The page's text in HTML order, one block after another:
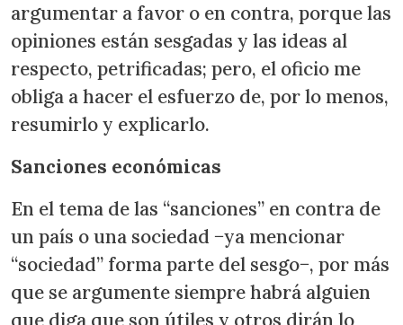
argumentar a favor o en contra, porque las
opiniones están sesgadas y las ideas al
respecto, petrificadas; pero, el oficio me
obliga a hacer el esfuerzo de, por lo menos,
resumirlo y explicarlo.
Sanciones económicas
En el tema de las “sanciones” en contra de
un país o una sociedad −ya mencionar
“sociedad” forma parte del sesgo−, por más
que se argumente siempre habrá alguien